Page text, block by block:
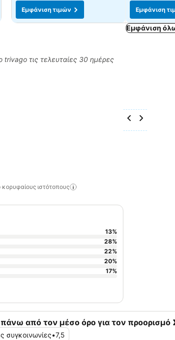
Εμφάνιση τιμών
Εμφάνιση
Εμφάνιση
τις τελευταίες 30 ημέρες
κορυφαίους ιστότοπους
από τον μέσο όρο για τον προορισμό
συγκοινωνίες•7,5
13%
28%
22%
20%
17%